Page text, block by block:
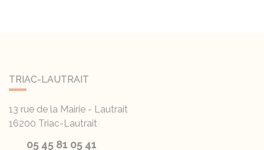
TRIAC-LAUTRAIT
13 rue de la Mairie - Lautrait
16200 Triac-Lautrait
05 45 81 05 41